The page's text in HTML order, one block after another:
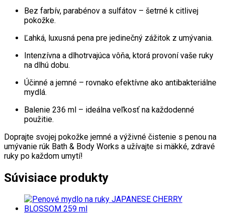
Bez farbív, parabénov a sulfátov – šetrné k citlivej
pokožke.
Ľahká, luxusná pena pre jedinečný zážitok z umývania.
Intenzívna a dlhotrvajúca vôňa, ktorá provoní vaše ruky
na dlhú dobu.
Účinné a jemné – rovnako efektívne ako antibakteriálne
mydlá.
Balenie 236 ml – ideálna veľkosť na každodenné
použitie.
Doprajte svojej pokožke jemné a výživné čistenie s penou na
umývanie rúk Bath & Body Works a užívajte si mäkké, zdravé
ruky po každom umytí!
Súvisiace produkty